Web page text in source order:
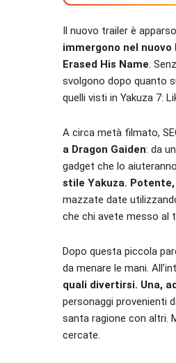
Il nuovo trailer è
immergono nel
Erased His Name.
svolgono dopo quanto
quelli visti in Yakuza 7:
A circa metà filmato,
a Dragon Gaiden: da
gadget che lo
stile Yakuza.
mazzate date
che chi avete messo al
Dopo questa piccola
da menare le mani.
quali divertirsi. Una,
personaggi provenienti
santa ragione con altri.
cercate.